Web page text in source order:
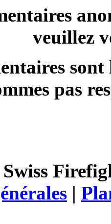
veuillez
pas
|